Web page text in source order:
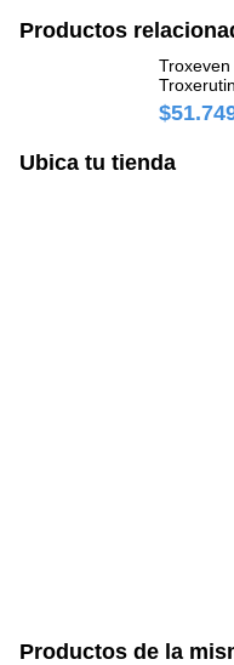
Productos
Craveri
Ubica tu tienda
Productos de la